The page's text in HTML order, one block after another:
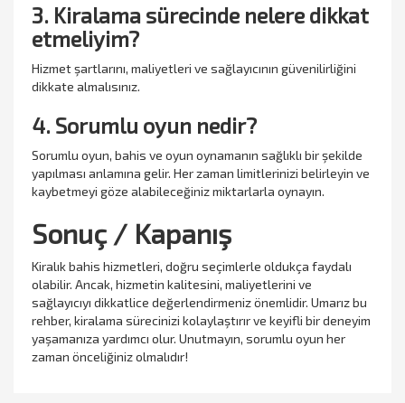
3. Kiralama sürecinde nelere dikkat
etmeliyim?
Hizmet şartlarını, maliyetleri ve sağlayıcının güvenilirliğini
dikkate almalısınız.
4. Sorumlu oyun nedir?
Sorumlu oyun, bahis ve oyun oynamanın sağlıklı bir şekilde
yapılması anlamına gelir. Her zaman limitlerinizi belirleyin ve
kaybetmeyi göze alabileceğiniz miktarlarla oynayın.
Sonuç / Kapanış
Kiralık bahis hizmetleri, doğru seçimlerle oldukça faydalı
olabilir. Ancak, hizmetin kalitesini, maliyetlerini ve
sağlayıcıyı dikkatlice değerlendirmeniz önemlidir. Umarız bu
rehber, kiralama sürecinizi kolaylaştırır ve keyifli bir deneyim
yaşamanıza yardımcı olur. Unutmayın, sorumlu oyun her
zaman önceliğiniz olmalıdır!